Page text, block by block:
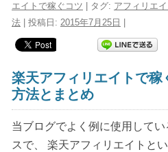
エイトで稼ぐコツ | タグ: アフィリエ
法 | 投稿日: 2015年7月25日
楽天アフィリエイトで稼
方法とまとめ
当ブログでよく例に使用して
スで、 楽天アフィリエイトと